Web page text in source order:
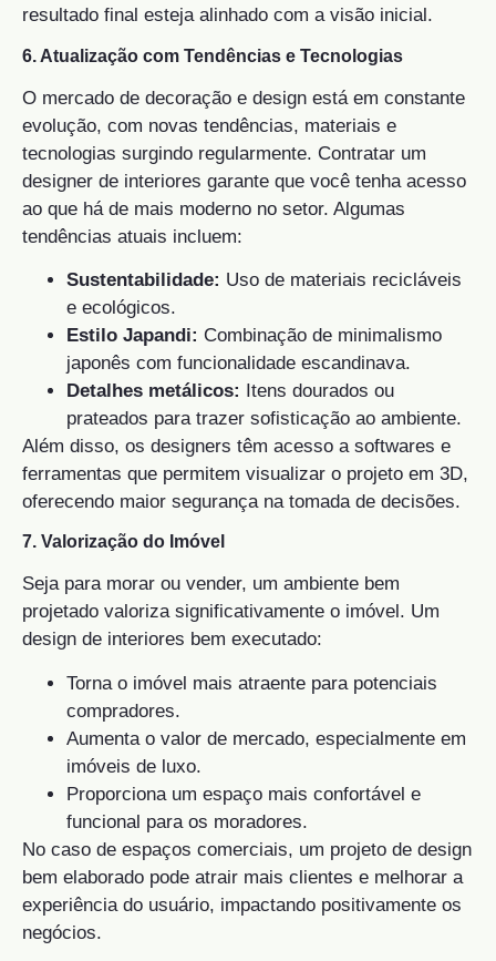
resultado final esteja alinhado com a visão inicial.
6. Atualização com Tendências e Tecnologias
O mercado de decoração e design está em constante
evolução, com novas tendências, materiais e
tecnologias surgindo regularmente. Contratar um
designer de interiores garante que você tenha acesso
ao que há de mais moderno no setor. Algumas
tendências atuais incluem:
Sustentabilidade: Uso de materiais recicláveis
e ecológicos.
Estilo Japandi: Combinação de minimalismo
japonês com funcionalidade escandinava.
Detalhes metálicos: Itens dourados ou
prateados para trazer sofisticação ao ambiente.
Além disso, os designers têm acesso a softwares e
ferramentas que permitem visualizar o projeto em 3D,
oferecendo maior segurança na tomada de decisões.
7. Valorização do Imóvel
Seja para morar ou vender, um ambiente bem
projetado valoriza significativamente o imóvel. Um
design de interiores bem executado:
Torna o imóvel mais atraente para potenciais
compradores.
Aumenta o valor de mercado, especialmente em
imóveis de luxo.
Proporciona um espaço mais confortável e
funcional para os moradores.
No caso de espaços comerciais, um projeto de design
bem elaborado pode atrair mais clientes e melhorar a
experiência do usuário, impactando positivamente os
negócios.